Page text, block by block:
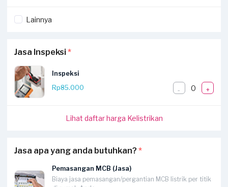
Lainnya
Jasa Inspeksi*
Inspeksi
Rp85.000
- 0 +
Lihat daftar harga Kelistrikan
Jasa apa yang anda butuhkan? *
Pemasangan MCB (Jasa)
Biaya jasa pemasangan/pergantian MCB listrik per titik